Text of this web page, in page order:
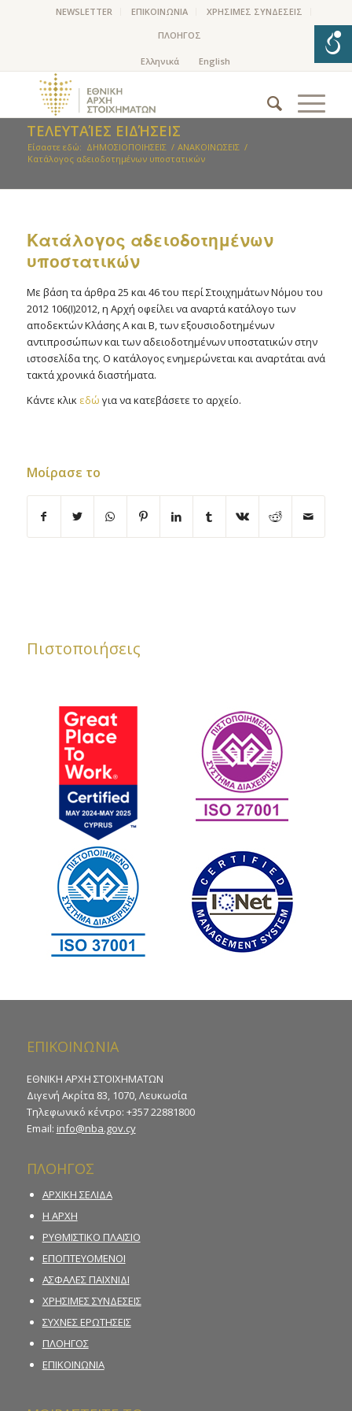
NEWSLETTER ΕΠΙΚΟΙΝΩΝΙΑ
ΧΡΗΣΙΜΕΣ ΣΥΝΔΕΣΕΙΣ
ΠΛΟΗΓΟΣ
ΤΕΛΕΥΤΑΊΕΣ ΕΙΔΉΣΕΙΣ
Είσαστε εδώ: ΔΗΜΟΣΙΟΠΟΙΗΣΕΙΣ / ΑΝΑΚΟΙΝΩΣΕΙΣ /
Kατάλογος αδειοδοτημένων υποστατικών
Kατάλογος αδειοδοτημένων
υποστατικών
Με βάση τα άρθρα 25 και 46 του περί Στοιχημάτων Νόμου του
2012 106(Ι)2012, η Αρχή οφείλει να αναρτά κατάλογο των
αποδεκτών Κλάσης Α και Β, των εξουσιοδοτημένων
αντιπροσώπων και των αδειοδοτημένων υποστατικών στην
ιστοσελίδα της. Ο κατάλογος ενημερώνεται και αναρτάται ανά
τακτά χρονικά διαστήματα.
Κάντε κλικ εδώ για να κατεβάσετε το αρχείο.
Μοίρασε το
Πιστοποιήσεις
ΕΠΙΚΟΙΝΩΝΙΑ
ΕΘΝΙΚΗ ΑΡΧΗ ΣΤΟΙΧΗΜΑΤΩΝ
Διγενή Ακρίτα 83, 1070, Λευκωσία
Τηλεφωνικό κέντρο: +357 22881800
Email: info@nba.gov.cy
ΠΛΟΗΓΟΣ
ΑΡΧΙΚΗ ΣΕΛΙΔΑ
Η ΑΡΧΗ
ΡΥΘΜΙΣΤΙΚΟ ΠΛΑΙΣΙΟ
ΕΠΟΠΤΕΥΟΜΕΝΟΙ
ΑΣΦΑΛΕΣ ΠΑΙΧΝΙΔΙ
ΧΡΗΣΙΜΕΣ ΣΥΝΔΕΣΕΙΣ
ΣΥΧΝΕΣ ΕΡΩΤΗΣΕΙΣ
ΠΛΟΗΓΟΣ
ΕΠΙΚΟΙΝΩΝΙΑ